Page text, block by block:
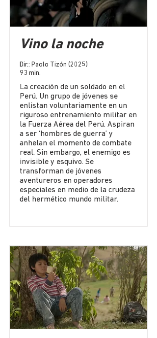
Vino la noche
Dir.: Paolo Tizón (2025)
93 min.
La creación de un soldado en el
Perú. Un grupo de jóvenes se
enlistan voluntariamente en un
riguroso entrenamiento militar en
la Fuerza Aérea del Perú. Aspiran
a ser ‘hombres de guerra’ y
anhelan el momento de combate
real. Sin embargo, el enemigo es
invisible y esquivo. Se
transforman de jóvenes
aventureros en operadores
especiales en medio de la crudeza
del hermético mundo militar.